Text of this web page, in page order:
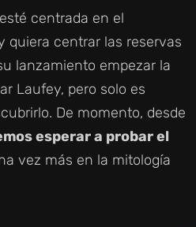
centrada en el
quiera centrar las reservas
lanzamiento empezar la
Laufey, pero solo es
De momento, desde
esperar a probar el
vez más en la mitología